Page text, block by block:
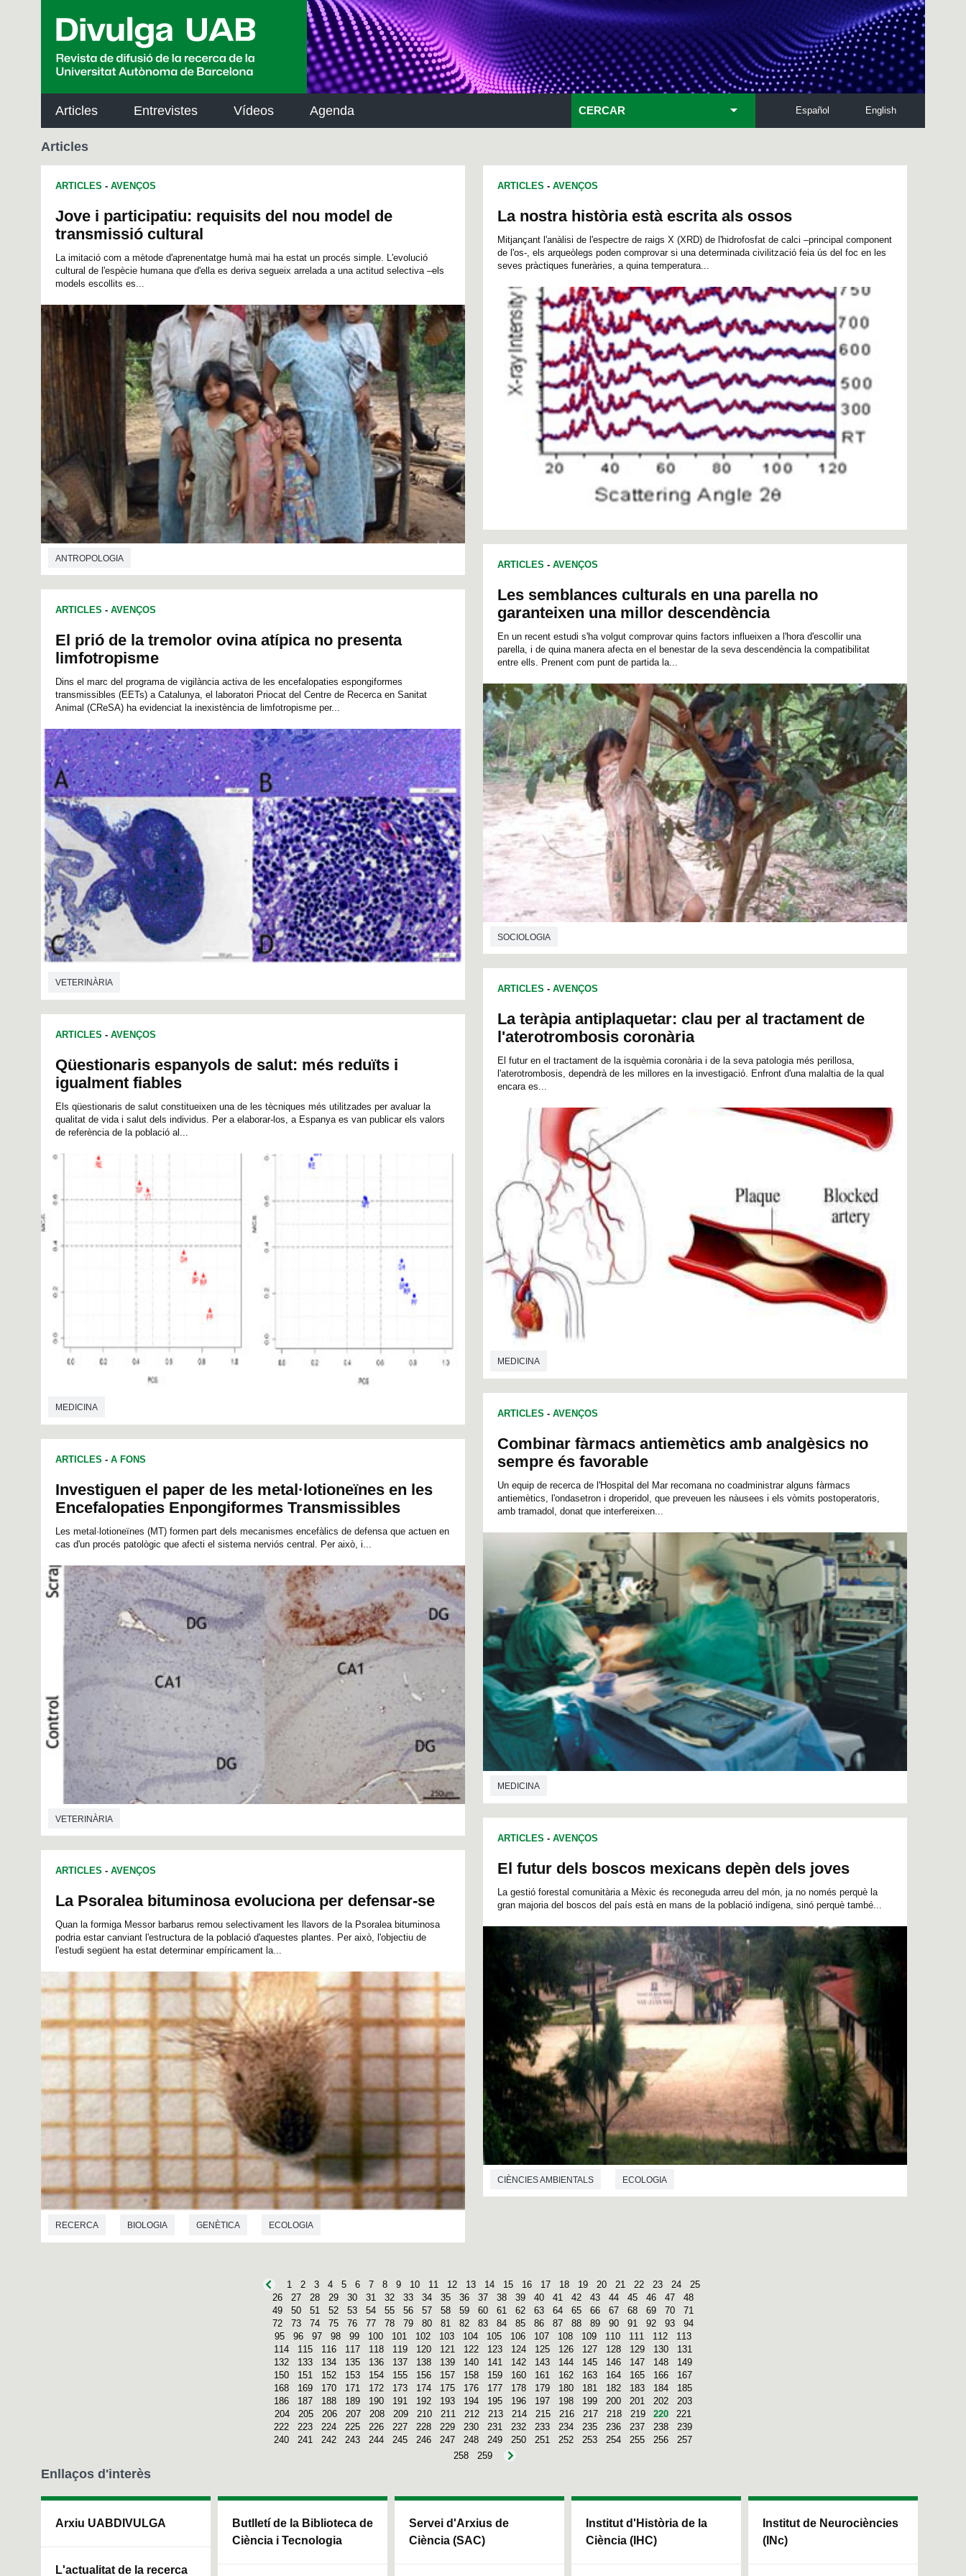
Articles Entrevistes Vídeos Agenda English
Español
CERCAR
Articles
ARTICLES - AVENÇOS
Jove i participatiu: requisits del nou model de
transmissió cultural
La imitació com a mètode d'aprenentatge humà mai ha estat un procés simple. L'evolució
cultural de l'espècie humana que d'ella es deriva segueix arrelada a una actitud selectiva –els
models escollits es...
ANTROPOLOGIA
ARTICLES - AVENÇOS
El prió de la tremolor ovina atípica no presenta
limfotropisme
Dins el marc del programa de vigilància activa de les encefalopaties espongiformes
transmissibles (EETs) a Catalunya, el laboratori Priocat del Centre de Recerca en Sanitat
Animal (CReSA) ha evidenciat la inexistència de limfotropisme per...
VETERINÀRIA
ARTICLES - AVENÇOS
Qüestionaris espanyols de salut: més reduïts i
igualment fiables
Els qüestionaris de salut constitueixen una de les tècniques més utilitzades per avaluar la
qualitat de vida i salut dels individus. Per a elaborar-los, a Espanya es van publicar els valors
de referència de la població al...
MEDICINA
ARTICLES - A FONS
Investiguen el paper de les metal·lotioneïnes en les
Encefalopaties Enpongiformes Transmissibles
Les metal·lotioneïnes (MT) formen part dels mecanismes encefàlics de defensa que actuen en
cas d'un procés patològic que afecti el sistema nerviós central. Per això, i...
VETERINÀRIA
ARTICLES - AVENÇOS
La Psoralea bituminosa evoluciona per defensar-se
Quan la formiga Messor barbarus remou selectivament les llavors de la Psoralea bituminosa
podria estar canviant l'estructura de la població d'aquestes plantes. Per això, l'objectiu de
l'estudi següent ha estat determinar empíricament la...
RECERCA BIOLOGIA GENÈTICA ECOLOGIA
ARTICLES - AVENÇOS
La nostra història està escrita als ossos
Mitjançant l'anàlisi de l'espectre de raigs X (XRD) de l'hidrofosfat de calci –principal component
de l'os-, els arqueòlegs poden comprovar si una determinada civilització feia ús del foc en les
seves pràctiques funeràries, a quina temperatura...
ARTICLES - AVENÇOS
Les semblances culturals en una parella no
garanteixen una millor descendència
En un recent estudi s'ha volgut comprovar quins factors influeixen a l'hora d'escollir una
parella, i de quina manera afecta en el benestar de la seva descendència la compatibilitat
entre ells. Prenent com punt de partida la...
SOCIOLOGIA
ARTICLES - AVENÇOS
La teràpia antiplaquetar: clau per al tractament de
l'aterotrombosis coronària
El futur en el tractament de la isquèmia coronària i de la seva patologia més perillosa,
l'aterotrombosis, dependrà de les millores en la investigació. Enfront d'una malaltia de la qual
encara es...
MEDICINA
ARTICLES - AVENÇOS
Combinar fàrmacs antiemètics amb analgèsics no
sempre és favorable
Un equip de recerca de l'Hospital del Mar recomana no coadministrar alguns fàrmacs
antiemètics, l'ondasetron i droperidol, que preveuen les nàusees i els vòmits postoperatoris,
amb tramadol, donat que interfereixen...
MEDICINA
ARTICLES - AVENÇOS
El futur dels boscos mexicans depèn dels joves
La gestió forestal comunitària a Mèxic és reconeguda arreu del món, ja no només perquè la
gran majoria del boscos del país està en mans de la població indígena , sinó perquè també...
CIÈNCIES AMBIENTALS ECOLOGIA
1 2 3 4 5 6 7 8 9 10 11 12 13 14 15 16 17 18 19 20 21 22 23 24
25
26
27 28 29 30 31 32 33 34 35 36 37 38 39 40 41 42 43 44 45 46 47
48
49
50 51 52 53 54 55 56 57 58 59 60 61 62 63 64 65 66 67 68 69 70
71
72
73 74 75 76 77 78 79 80 81 82 83 84 85 86 87 88 89 90 91 92 93
94
95
96 97 98 99 100 101 102 103 104 105 106 107 108 109 110 111 112
113
114
115 116 117 118 119 120 121 122 123 124 125 126 127 128 129 130
131
132
133 134 135 136 137 138 139 140 141 142 143 144 145 146 147 148
149
150
151 152 153 154 155 156 157 158 159 160 161 162 163 164 165 166
167
168
169 170 171 172 173 174 175 176 177 178 179 180 181 182 183 184
185
186
187 188 189 190 191 192 193 194 195 196 197 198 199 200 201 202
203
204
205 206 207 208 209 210 211 212 213 214 215 216 217 218 219 220
221
222
223 224 225 226 227 228 229 230 231 232 233 234 235 236 237 238
239
240
241 242 243 244 245 246 247 248 249 250 251 252 253 254 255 256
257
258
259
Enllaços d'interès
Arxiu UABDIVULGA
L'actualitat de la recerca
Butlletí de la Biblioteca de
Ciència i Tecnologia
Servei d'Arxius de
Ciència (SAC)
Institut d'Història de la
Ciència (IHC)
Institut de Neurociències
(INc)